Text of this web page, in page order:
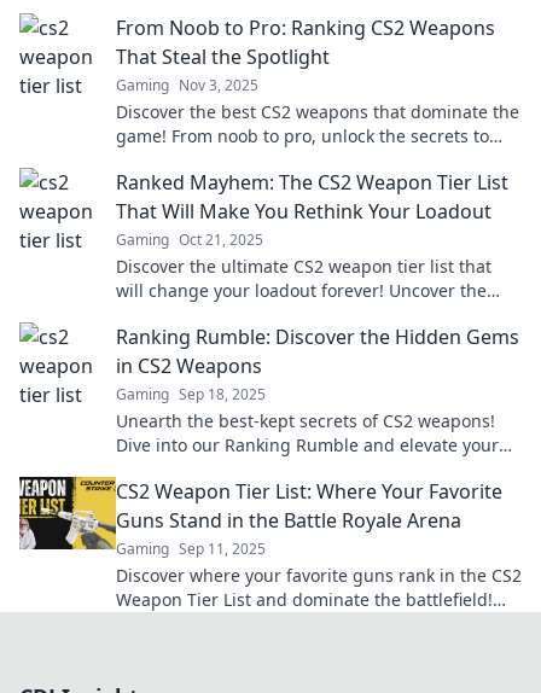
From Noob to Pro: Ranking CS2 Weapons
That Steal the Spotlight
Gaming Nov 3, 2025
Discover the best CS2 weapons that dominate the
game! From noob to pro, unlock the secrets to
Ranked Mayhem: The CS2 Weapon Tier List
That Will Make You Rethink Your Loadout
Gaming Oct 21, 2025
Discover the ultimate CS2 weapon tier list that
will change your loadout forever! Uncover the
Ranking Rumble: Discover the Hidden Gems
in CS2 Weapons
Gaming Sep 18, 2025
Unearth the best-kept secrets of CS2 weapons!
Dive into our Ranking Rumble and elevate your
CS2 Weapon Tier List: Where Your Favorite
Guns Stand in the Battle Royale Arena
Gaming Sep 11, 2025
Discover where your favorite guns rank in the CS2
Weapon Tier List and dominate the battlefield!